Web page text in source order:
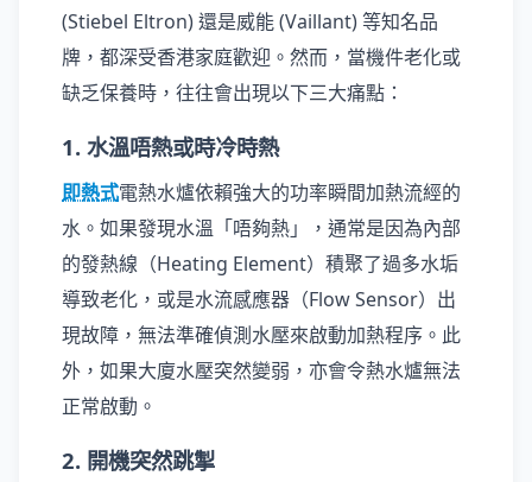
(Stiebel Eltron) 還是威能 (Vaillant) 等知名品
牌，都深受香港家庭歡迎。然而，當機件老化或
缺乏保養時，往往會出現以下三大痛點：
1. 水溫唔熱或時冷時熱
即熱式電熱水爐依賴強大的功率瞬間加熱流經的
水。如果發現水溫「唔夠熱」，通常是因為內部
的發熱線（Heating Element）積聚了過多水垢
導致老化，或是水流感應器（Flow Sensor）出
現故障，無法準確偵測水壓來啟動加熱程序。此
外，如果大廈水壓突然變弱，亦會令熱水爐無法
正常啟動。
2. 開機突然跳掣